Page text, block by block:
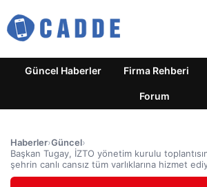
Güncel Haberler Firma Rehberi
Forum
Haberler›Güncel›
Başkan Tugay, İZTO yönetim kurulu
şehrin canlı cansız tüm varlıklarına hizmet